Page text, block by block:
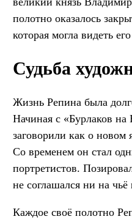
полотно оказалось
которая могла видеть
Судьба
Жизнь Репина была
Начиная с «Бурлаков на
заговорили как о новом
Со временем он стал
портретистов.
не соглашался ни на
Каждое своё полотно